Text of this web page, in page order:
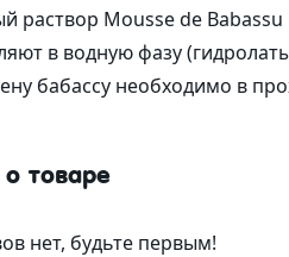
раствор Mousse de
в водную фазу
бабассу необходимо в
товаре
нет, будьте первым!